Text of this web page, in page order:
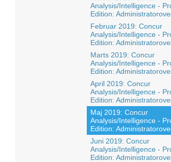
Analysis/Intelligence -
Edition:
Februar 2019: Concur
Analysis/Intelligence -
Edition:
Marts 2019: Concur
Analysis/Intelligence -
Edition:
April 2019: Concur
Analysis/Intelligence -
Edition:
Maj 2019: Concur
Analysis/Intelligence -
Edition:
Juni 2019: Concur
Analysis/Intelligence -
Edition: